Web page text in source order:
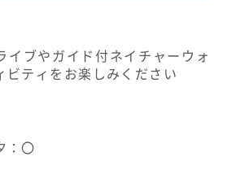
イブやガイド付ネイチャーウォ
ビティをお楽しみください
〇